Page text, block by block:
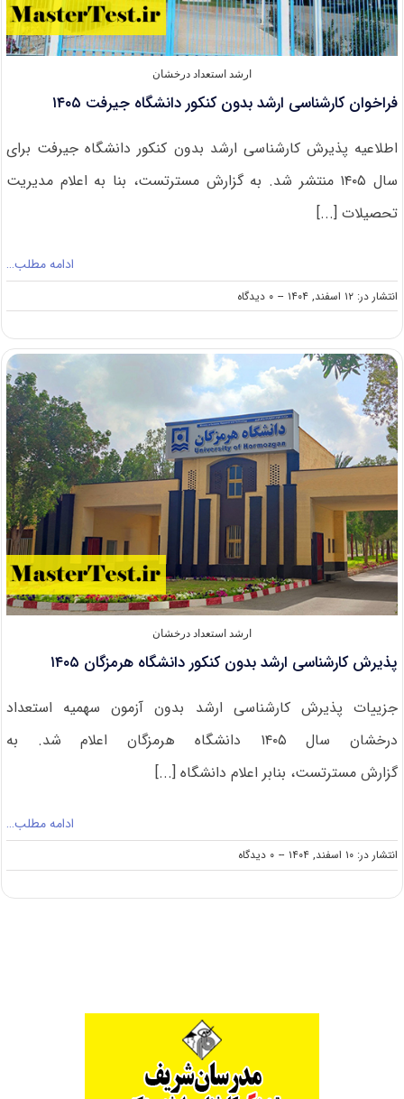
ارشد استعداد درخشان
فراخوان کارشناسی ارشد بدون کنکور دانشگاه جیرفت ۱۴۰۵
اطلاعیه پذیرش کارشناسی ارشد بدون کنکور دانشگاه جیرفت برای
سال ۱۴۰۵ منتشر شد. به گزارش مسترتست، بنا به اعلام مدیریت
تحصیلات [...]
ادامه مطلب…
انتشار در: ۱۲ اسفند, ۱۴۰۴ -- ۰ دیدگاه
on
فراخوان
ارشد
بدون
کنکور
دانشگاه
جیرفت
۱۴۰۵
ارشد استعداد درخشان
پذیرش کارشناسی ارشد بدون کنکور دانشگاه هرمزگان ۱۴۰۵
جزییات پذیرش کارشناسی ارشد بدون آزمون سهمیه استعداد
درخشان سال ۱۴۰۵ دانشگاه هرمزگان اعلام شد. به
گزارش مسترتست، بنابر اعلام دانشگاه [...]
ادامه مطلب…
انتشار در: ۱۰ اسفند, ۱۴۰۴ -- ۰ دیدگاه
on
پذیرش